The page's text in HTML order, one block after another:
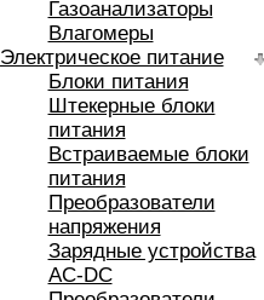
Газоанализаторы
Влагомеры
Электрическое питание
Блоки питания
Штекерные блоки
питания
Встраиваемые блоки
питания
Преобразователи
напряжения
Зарядные устройства
AC-DC